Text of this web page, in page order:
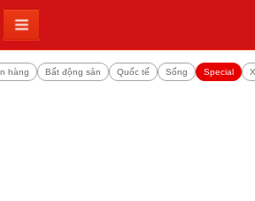
hàng Bất động sản Quốc tế Sống Special